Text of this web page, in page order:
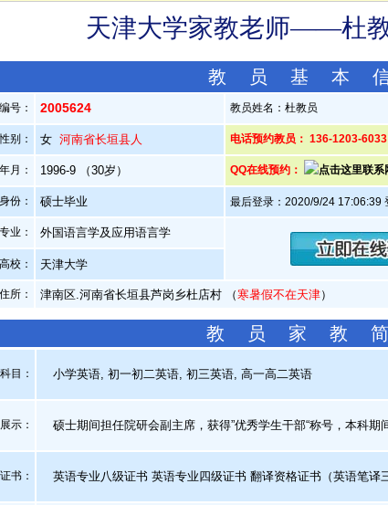
天津大学家教老师——杜教
教 员 基 本
号： 2005624 教员姓名：杜教员
别： 女 河南省长垣县人 电话预约教员： 136-1203-6033
月： 1996-9 （30岁） QQ在线预约：
份： 硕士毕业 最后登录：2020/9/24 17:06:39
业： 外国语言学及应用语言学
校： 天津大学
所： 津南区.河南省长垣县芦岗乡杜店村 （寒暑假不在天津）
教 员 家 教
目： 小学英语, 初一初二英语, 初三英语, 高一高二英语
示 ： 硕士期间担任院研会副主席，获得”优秀学生干部“称号，本科期
书 ： 英语专业八级证书 英语专业四级证书 翻译资格证书（英语笔译